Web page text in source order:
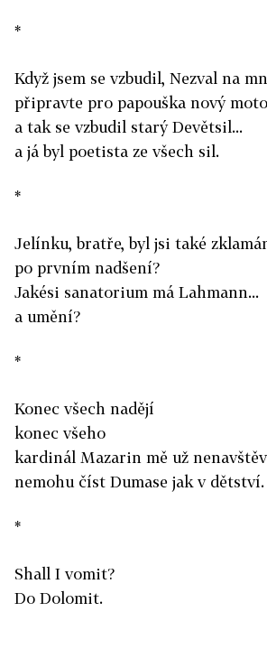
*
Když jsem se vzbudil, Nezval na
připravte pro papouška nový
a tak se vzbudil starý Devětsil...
a já byl poetista ze všech sil.
*
Jelínku, bratře, byl jsi také
po prvním nadšení?
Jakési sanatorium má Lahmann...
a umění?
*
Konec všech nadějí
konec všeho
kardinál Mazarin mě už
nemohu číst Dumase jak v dětství.
*
Shall I vomit?
Do Dolomit.